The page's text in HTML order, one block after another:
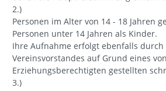
2.)
Personen im Alter von 14 - 18 Jahren
Personen unter 14 Jahren als Kinder.
Ihre Aufnahme erfolgt ebenfalls durch
Vereinsvorstandes auf Grund eines
Erziehungsberechtigten gestellten
3.)